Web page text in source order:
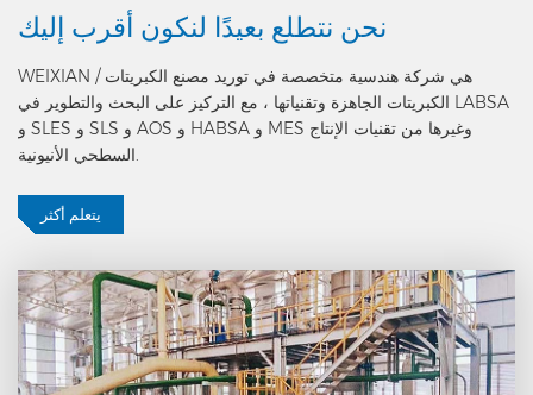
بخار خارجي عند بدء التشغيل
على البارد. أثناء التشغيل العادي
، تحقق المصانع الاكتفاء الذاتي
نحن نتطلع بعيدًا لنكون أقرب إليك
WEIXIAN هي شركة هندسية متخصصة في توريد مصنع الكبريتات /
الكبريتات الجاهزة وتقنياتها ، مع التركيز على البحث والتطوير في LABSA
و SLES و SLS و AOS و HABSA و MES وغيرها من تقنيات الإنتاج
السطحي الأنيونية.
يتعلم أكثر